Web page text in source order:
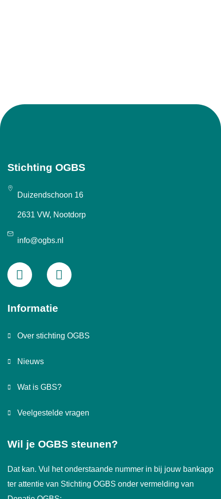
Stichting OGBS
Duizendschoon 16
2631 VW, Nootdorp
info@ogbs.nl
Informatie
Over stichting OGBS
Nieuws
Wat is GBS?
Veelgestelde vragen
Wil je OGBS steunen?
Dat kan. Vul het onderstaande nummer in bij jouw bankapp
ter attentie van Stichting OGBS onder vermelding van